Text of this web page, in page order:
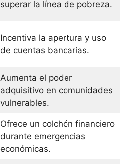
superar la línea de pobreza.
Incentiva la apertura y uso
de cuentas bancarias.
Aumenta el poder
adquisitivo en comunidades
vulnerables.
Ofrece un colchón financiero
durante emergencias
económicas.